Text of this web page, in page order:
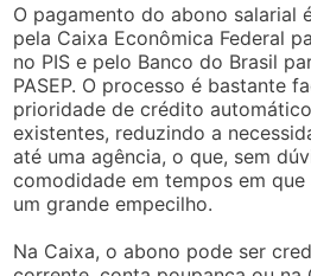
O pagamento do abono salarial
pela Caixa Econômica Federal
no PIS e pelo Banco do Brasil
PASEP. O processo é bastante
prioridade de crédito
existentes, reduzindo a
até uma agência, o que, sem
comodidade em tempos em
um grande empecilho.
Na Caixa, o abono pode ser